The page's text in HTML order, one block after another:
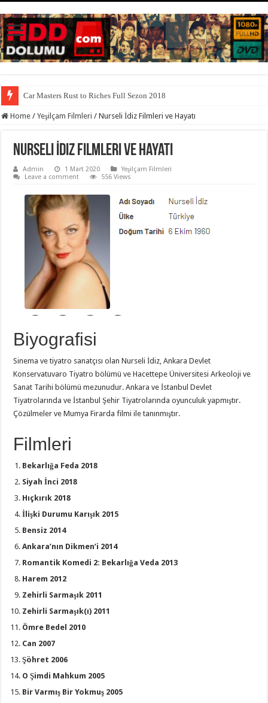
Car Masters Rust to Riches Full Sezon 2018
Home / Yeşilçam Filmleri / Nurseli İdiz Filmleri ve Hayatı
Nurseli İdiz Filmleri ve Hayatı
Admin 1 Mart 2020
Yeşilçam Filmleri
Leave a comment
556 Views
Biyografisi
Sinema ve tiyatro sanatçısı olan Nurseli İdiz, Ankara Devlet
Konservatuvaro Tiyatro bölümü ve Hacettepe Üniversitesi Arkeoloji ve
Sanat Tarihi bölümü mezunudur. Ankara ve İstanbul Devlet
Tiyatrolarında ve İstanbul Şehir Tiyatrolarında oyunculuk yapmıştır.
Çözülmeler ve Mumya Firarda filmi ile tanınmıştır.
Filmleri
Bekarlığa Feda 2018
Siyah İnci 2018
Hıçkırık 2018
İlişki Durumu Karışık 2015
Bensiz 2014
Ankara’nın Dikmen’i 2014
Romantik Komedi 2: Bekarlığa Veda 2013
Harem 2012
Zehirli Sarmaşık 2011
Zehirli Sarmaşık(ı) 2011
Ömre Bedel 2010
Can 2007
Şöhret 2006
O Şimdi Mahkum 2005
Bir Varmış Bir Yokmuş 2005